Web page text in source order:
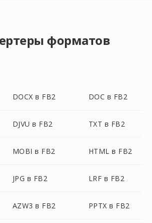
форматов
DOCX в FB2 DOC в FB2
DJVU в FB2 TXT в FB2
MOBI в FB2 HTML в FB2
JPG в FB2 LRF в FB2
AZW3 в FB2 PPTX в FB2